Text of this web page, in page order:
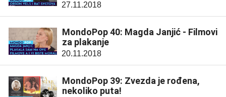
27.11.2018
MondoPop 40: Magda Janjić - Filmovi
za plakanje
20.11.2018
MondoPop 39: Zvezda je rođena,
nekoliko puta!